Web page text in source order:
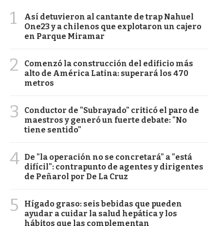
1
Así detuvieron al cantante de trap Nahuel
One23 y a chilenos que explotaron un cajero
en Parque Miramar
2
Comenzó la construcción del edificio más
alto de América Latina: superará los 470
metros
3
Conductor de "Subrayado" criticó el paro de
maestros y generó un fuerte debate: "No
tiene sentido"
4 De "la operación no se concretará" a "está
difícil": contrapunto de agentes y dirigentes
de Peñarol por De La Cruz
5
Hígado graso: seis bebidas que pueden
ayudar a cuidar la salud hepática y los
hábitos que las complementan